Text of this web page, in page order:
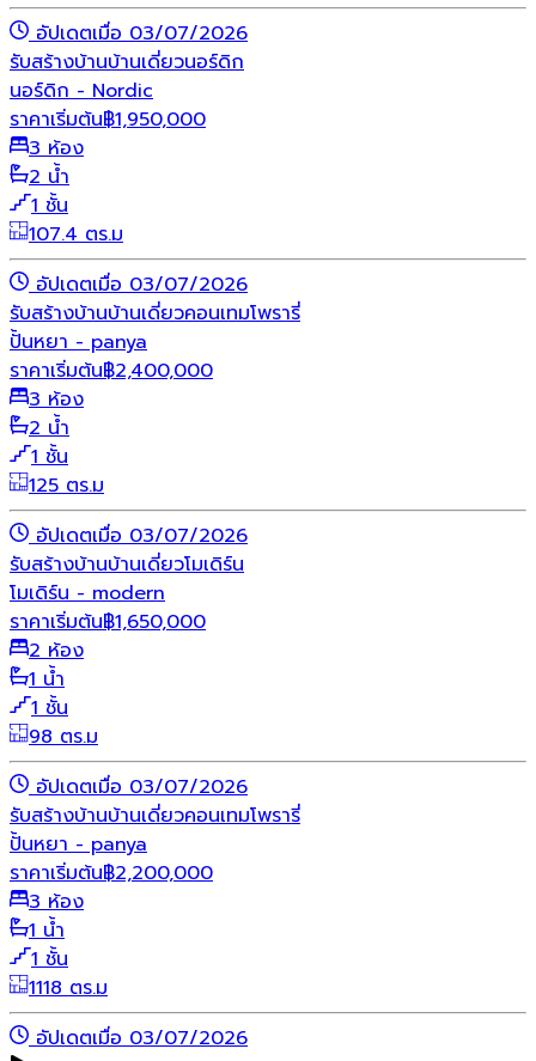
อัปเดตเมื่อ 03/07/2026
รับสร้างบ้านบ้านเดี่ยวนอร์ดิก
นอร์ดิก - Nordic
ราคาเริ่มต้น฿1,950,000
3 ห้อง
2 น้ำ
1 ชั้น
107.4 ตร.ม
อัปเดตเมื่อ 03/07/2026
รับสร้างบ้านบ้านเดี่ยวคอนเทมโพรารี่
ปั้นหยา - panya
ราคาเริ่มต้น฿2,400,000
3 ห้อง
2 น้ำ
1 ชั้น
125 ตร.ม
อัปเดตเมื่อ 03/07/2026
รับสร้างบ้านบ้านเดี่ยวโมเดิร์น
โมเดิร์น - modern
ราคาเริ่มต้น฿1,650,000
2 ห้อง
1 น้ำ
1 ชั้น
98 ตร.ม
อัปเดตเมื่อ 03/07/2026
รับสร้างบ้านบ้านเดี่ยวคอนเทมโพรารี่
ปั้นหยา - panya
ราคาเริ่มต้น฿2,200,000
3 ห้อง
1 น้ำ
1 ชั้น
1118 ตร.ม
อัปเดตเมื่อ 03/07/2026